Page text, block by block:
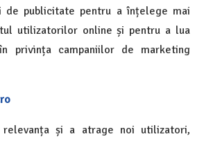
de publicitate pentru a înțelege mai
utilizatorilor online și pentru a lua
privința campaniilor de marketing
și a atrage noi utilizatori,